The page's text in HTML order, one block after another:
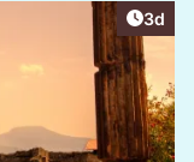
3d